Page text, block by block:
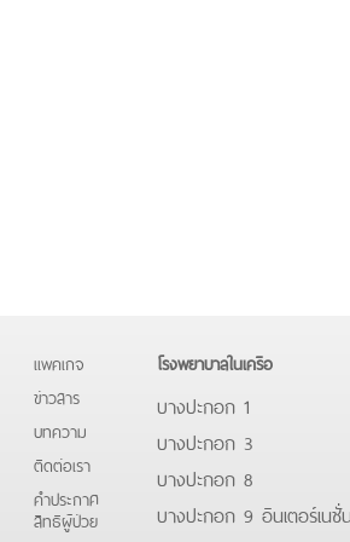
แพคเกจ
ข่าวสาร
บทความ
ติดต่อเรา
คําประกาศ
สิทธิผู้ป่วย
โรงพยาบาลในเครือ
บางปะกอก 1
บางปะกอก 3
บางปะกอก 8
บางปะกอก 9 อินเตอร์เนชั่